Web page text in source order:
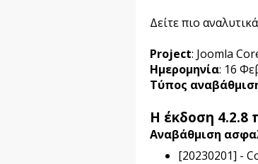
Δείτε πιο
Project: Joomla
Ημερομηνία: 16
Τύπος
Η έκδοση 4.2.8
Αναβάθμιση
[20230201] -